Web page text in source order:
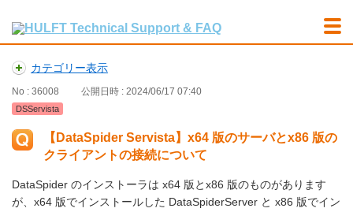
カテゴリー表示
No : 36008 公開日時 : 2024/06/17 07:40
DSServista
【DataSpider Servista】x64 版のサーバとx86 版の
クライアントの接続について
DataSpider のインストーラは x64 版とx86 版のものがあります
が、x64 版でインストールした DataSpiderServer と x86 版でイン